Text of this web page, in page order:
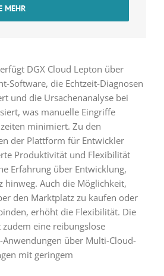
MEHR
DGX Cloud Lepton über
Software, die Echtzeit-Diagnosen
und die Ursachenanalyse bei
was manuelle Eingriffe
minimiert. Zu den
der Plattform für Entwickler
Produktivität und Flexibilität
Erfahrung über Entwicklung,
hinweg. Auch die Möglichkeit,
den Marktplatz zu kaufen oder
erhöht die Flexibilität. Die
eine reibungslose
über Multi-Cloud-
mit geringem